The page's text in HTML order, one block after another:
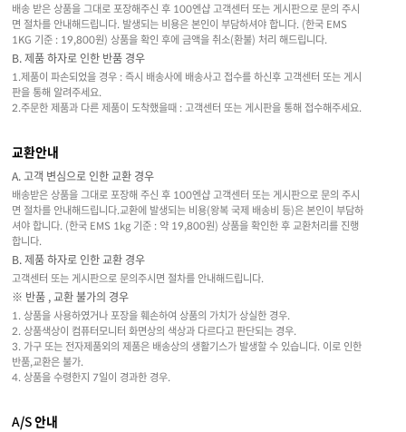
배송 받은 상품을 그대로 포장해주신 후 100엔샵 고객센터 또는 게시판으로 문의 주시
면 절차를 안내해드립니다. 발생되는 비용은 본인이 부담하셔야 합니다. (한국 EMS
1KG 기준 : 19,800원) 상품을 확인 후에 금액을 취소(환불) 처리 해드립니다.
B. 제품 하자로 인한 반품 경우
1.제품이 파손되었을 경우 : 즉시 배송사에 배송사고 접수를 하신후 고객센터 또는 게시
판을 통해 알려주세요.
2.주문한 제품과 다른 제품이 도착했을때 : 고객센터 또는 게시판을 통해 접수해주세요.
교환안내
A. 고객 변심으로 인한 교환 경우
배송받은 상품을 그대로 포장해 주신 후 100엔샵 고객센터 또는 게시판으로 문의 주시
면 절차를 안내해드립니다.교환에 발생되는 비용(왕복 국제 배송비 등)은 본인이 부담하
셔야 합니다. (한국 EMS 1kg 기준 : 약 19,800원) 상품을 확인한 후 교환처리를 진행
합니다.
B. 제품 하자로 인한 교환 경우
고객센터 또는 게시판으로 문의주시면 절차를 안내해드립니다.
※ 반품 , 교환 불가의 경우
1. 상품을 사용하였거나 포장을 훼손하여 상품의 가치가 상실한 경우.
2. 상품색상이 컴퓨터모니터 화면상의 색상과 다르다고 판단되는 경우.
3. 가구 또는 전자제품외의 제품은 배송상의 생활기스가 발생할 수 있습니다. 이로 인한
반품,교환은 불가.
4. 상품을 수령한지 7일이 경과한 경우.
A/S 안내